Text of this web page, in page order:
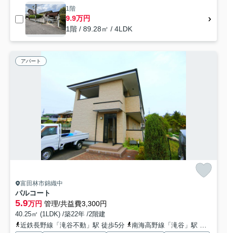
1階
9.9万円
1階 / 89.28㎡ / 4LDK
アパート
富田林市錦織中
パルコート
5.9万円 管理/共益費3,300円
40.25㎡ (1LDK) /築22年 /2階建
近鉄長野線「滝谷不動」駅 徒歩5分
南海高野線「滝谷」駅 徒歩30分